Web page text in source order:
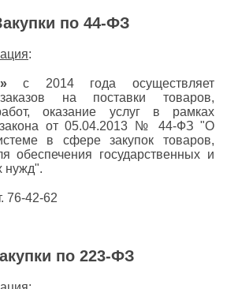
по 44-ФЗ
:
с 2014 года осуществляет
на поставки товаров,
оказание услуг в рамках
закона от 05.04.2013 № 44-ФЗ "О
в сфере закупок товаров,
обеспечения государственных и
нужд".
76-42-62
по 223-ФЗ